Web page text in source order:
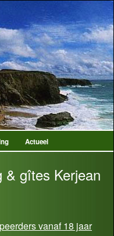
Actueel
& gîtes Kerjean
vanaf 18 jaar